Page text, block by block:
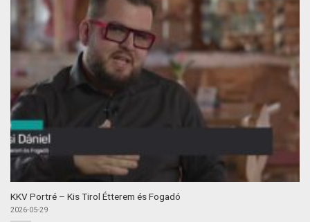
KKV Portré – Kis Tirol Étterem és Fogadó
2026-05-29